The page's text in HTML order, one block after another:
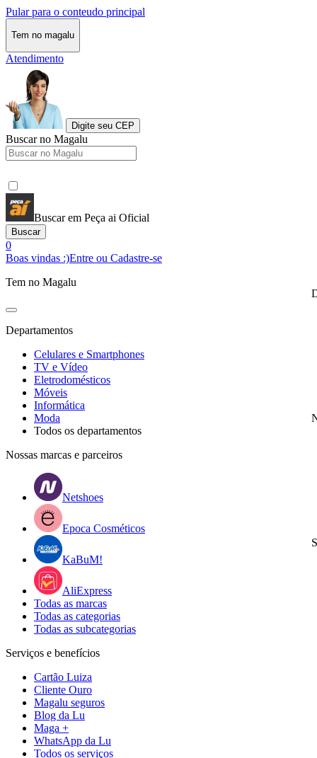
Pular para o conteudo principal
Tem no magalu
Atendimento
Digite seu CEP
Buscar no Magalu
Buscar em Peça ai Oficial
Buscar
0
Boas vindas :)Entre ou Cadastre-se
Tem no Magalu
Departamentos
Celulares e Smartphones
TV e Vídeo
Eletrodomésticos
Móveis
Informática
Moda
Todos os departamentos
Nossas marcas e parceiros
Netshoes
Epoca Cosméticos
KaBuM!
AliExpress
Todas as marcas
Todas as categorias
Todas as subcategorias
Serviços e benefícios
Cartão Luiza
Cliente Ouro
Magalu seguros
Blog da Lu
Maga +
WhatsApp da Lu
Todos os serviços